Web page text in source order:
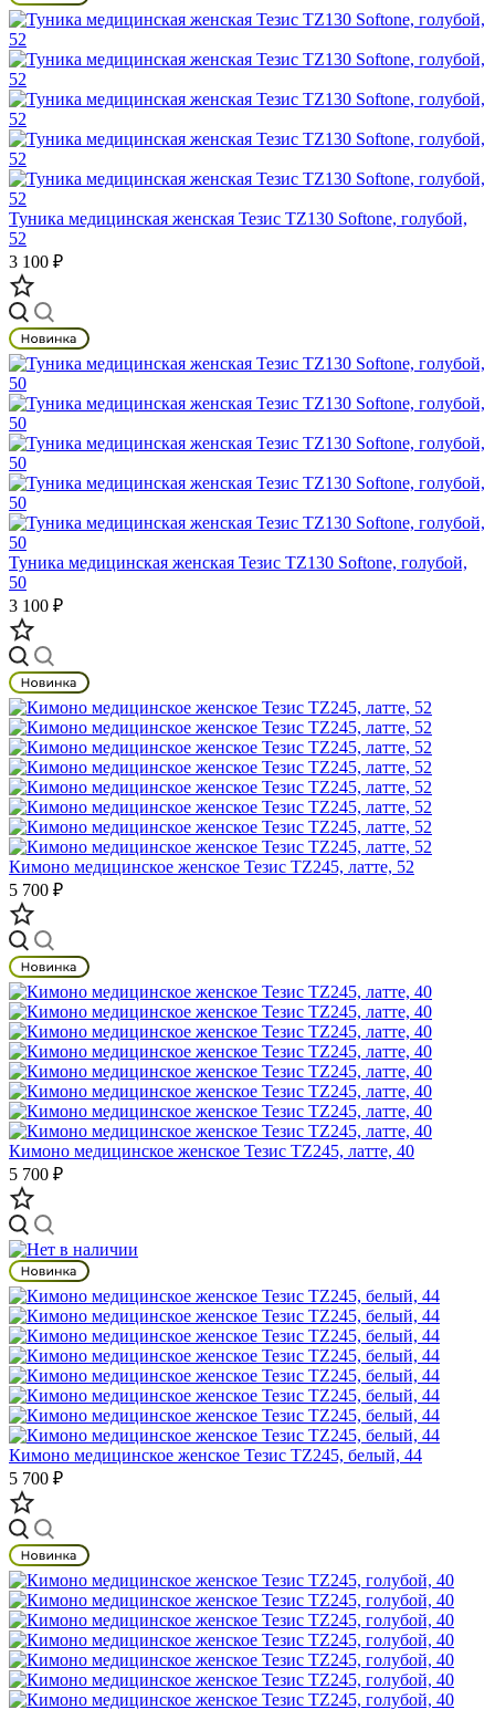
Туника медицинская женская Тезис TZ130 Softone, голубой,
52
3 100 ₽
Туника медицинская женская Тезис TZ130 Softone, голубой,
50
3 100 ₽
Кимоно медицинское женское Тезис TZ245, латте, 52
5 700 ₽
Кимоно медицинское женское Тезис TZ245, латте, 40
5 700 ₽
Кимоно медицинское женское Тезис TZ245, белый, 44
5 700 ₽